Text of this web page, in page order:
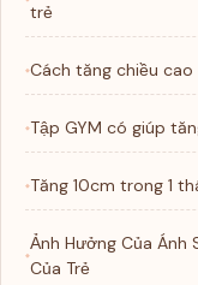
trẻ
Cách tăng chiều
Tập GYM có giúp
Tăng 10cm trong 1
Ảnh Hưởng Của Ánh
Của Trẻ